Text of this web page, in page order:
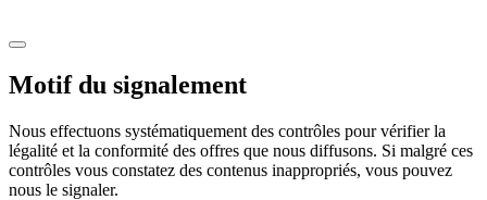
Motif du signalement
Nous effectuons systématiquement des contrôles pour vérifier la
légalité et la conformité des offres que nous diffusons. Si malgré ces
contrôles vous constatez des contenus inappropriés, vous pouvez
nous le signaler.